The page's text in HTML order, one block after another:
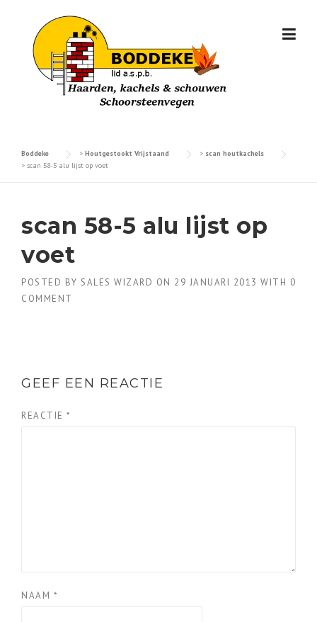
Boddeke > Houtgestookt Vrijstaand > scan houtkachels
> scan 58-5 alu lijst op voet
scan 58-5 alu lijst op
voet
POSTED BY SALES WIZARD ON 29 JANUARI 2013 WITH 0
COMMENT
GEEF EEN REACTIE
REACTIE *
NAAM *